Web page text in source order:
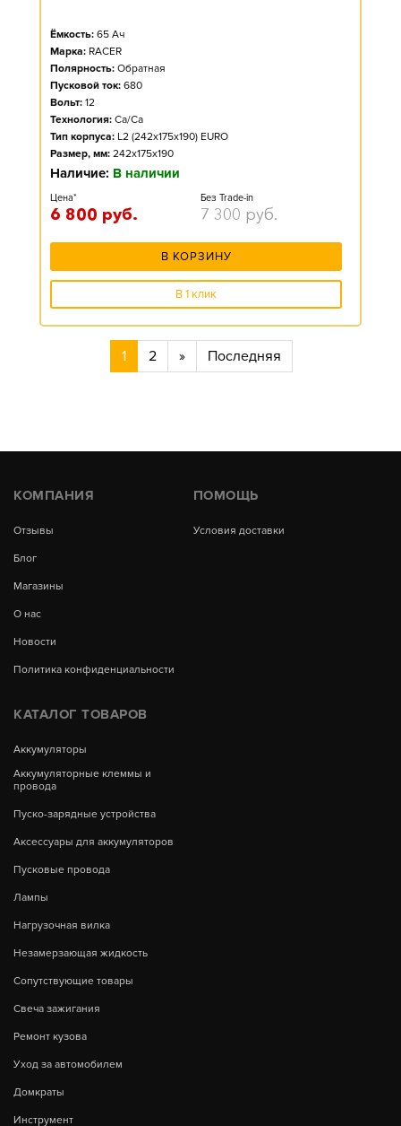
Ёмкость: 65 Ач
Марка: RACER
Полярность: Обратная
Пусковой ток: 680
Вольт: 12
Технология: Ca/Ca
Тип корпуса: L2 (242x175x190) EURO
Размер, мм: 242x175x190
Наличие: В наличии
Цена*
6 800 руб.
Без Trade-in
7 300 руб.
В КОРЗИНУ
В 1 клик
1 2 » Последняя
КОМПАНИЯ
Отзывы
Блог
Магазины
О нас
Новости
Политика конфиденциальности
ПОМОЩЬ
Условия доставки
КАТАЛОГ ТОВАРОВ
Аккумуляторы
Аккумуляторные клеммы и
провода
Пуско-зарядные устройства
Аксессуары для аккумуляторов
Пусковые провода
Лампы
Нагрузочная вилка
Незамерзающая жидкость
Сопутствующие товары
Свеча зажигания
Ремонт кузова
Уход за автомобилем
Домкраты
Инструмент